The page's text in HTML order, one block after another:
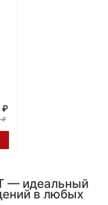
— идеальный
в любых